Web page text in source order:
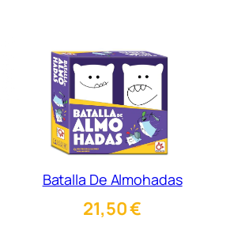
Batalla De Almohadas
21,50€